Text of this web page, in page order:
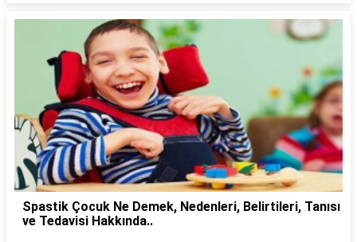
Spastik Çocuk Ne Demek, Nedenleri, Belirtileri, Tanısı
ve Tedavisi Hakkında..